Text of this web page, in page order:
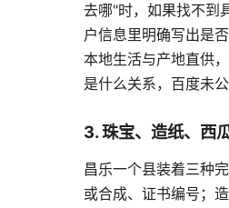
去哪"时，如果找不到
户信息里明确写出是
本地生活与产地直供
是什么关系，百度未
3. 珠宝、造纸、西
昌乐一个县装着三种
或合成、证书编号；